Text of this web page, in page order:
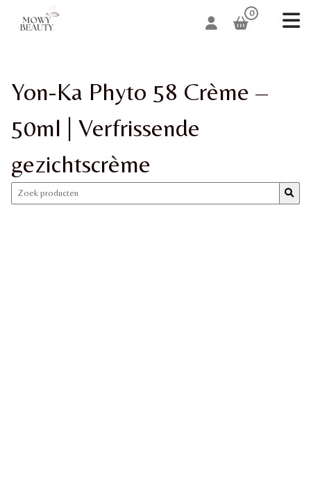
0
Yon-Ka Phyto 58 Crème –
50ml | Verfrissende
gezichtscrème